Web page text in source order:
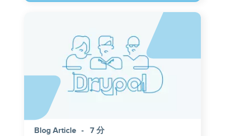
Blog Article 7 分